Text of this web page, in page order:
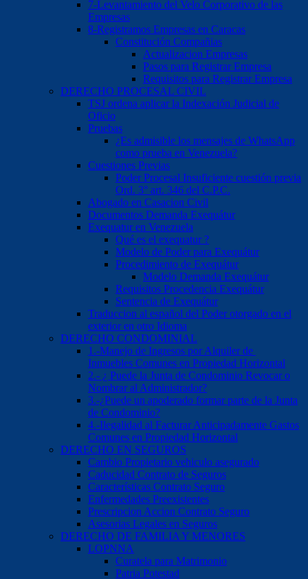
7-Levantamiento del Velo Corporativo de las
Empresas
8-Registramos Empresas en Caracas
Constitución Compañias
Actualizacion Empresas
Pasos para Registrar Empresa
Requisitos para Registrar Empresa
DERECHO PROCESAL CIVIL
TSJ ordena aplicar la Indexación Judicial de
Oficio
Pruebas
¿Es admisible los mensajes de WhatsApp
como prueba en Venezuela?
Cuestiones Previas
Poder Procesal Insuficiente cuestión previa
Ord. 3° art. 346 del C.P.C.
Abogado en Casacion Civil
Documentos Demanda Exequátur
Exequatur en Venezuela
Qué es el exequatur ?
Modelo de Poder para Exequátur
Procedimiento de Exequátur
Modelo Demanda Exequátur
Requisitos Procedencia Exequátur
Sentencia de Exequátur
Traduccion al español del Poder otorgado en el
exterior en otro Idioma
DERECHO CONDOMINIAL
1.-Manejo de Ingresos por Alquiler de
Inmuebles Comunes en Propiedad Horizontal
2.- ¿ Puede la Junta de Condominio Revocar o
Nombrar al Administrador?
3.-¿Puede un apoderado formar parte de la Junta
de Condominio?
4.-Ilegalidad al Facturar Anticipadamente Gastos
Comunes en Propiedad Horizontal
DERECHO EN SEGUROS
Cambio Propietario vehiculo asegurado
Caducidad Contrato de Seguros
Características Contrato Seguro
Enfermedades Preexistentes
Prescripcion Accion Contrato Seguro
Asesorias Legales en Seguros
DERECHO DE FAMILIA Y MENORES
LOPNNA
Curatela para Matrimonio
Patria Potestad